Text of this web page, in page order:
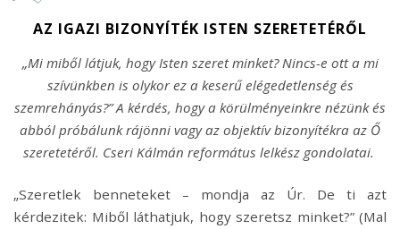
AZ IGAZI BIZONYÍTÉK ISTEN SZERETETÉRŐL
„Mi miből látjuk, hogy Isten szeret minket? Nincs-e ott a mi
szívünkben is olykor ez a keserű elégedetlenség és
szemrehányás?” A kérdés, hogy a körülményeinkre nézünk és
abból próbálunk rájönni vagy az objektív bizonyítékra az Ő
szeretetéről. Cseri Kálmán református lelkész gondolatai.
„Szeretlek benneteket – mondja az Úr. De ti azt
kérdezitek: Miből láthatjuk, hogy szeretsz minket?” (Mal